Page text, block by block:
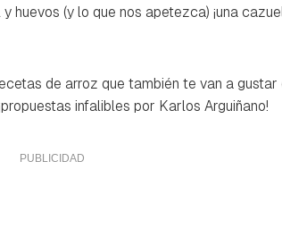
huevos (y lo que nos apetezca) ¡una
de arroz que también te van a gustar
infalibles por Karlos Arguiñano!